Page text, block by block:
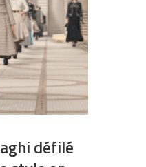
défilé